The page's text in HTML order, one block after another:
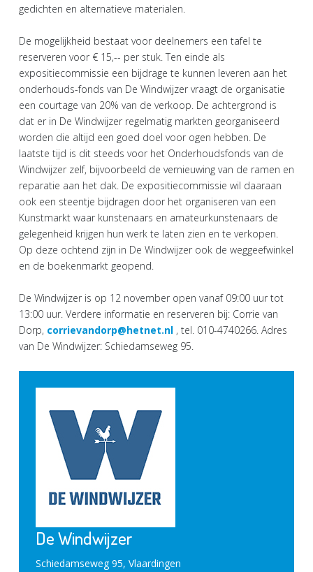
gedichten en alternatieve materialen.
De mogelijkheid bestaat voor deelnemers een tafel te
reserveren voor € 15,-- per stuk. Ten einde als
expositiecommissie een bijdrage te kunnen leveren aan het
onderhouds-fonds van De Windwijzer vraagt de organisatie
een courtage van 20% van de verkoop. De achtergrond is
dat er in De Windwijzer regelmatig markten georganiseerd
worden die altijd een goed doel voor ogen hebben. De
laatste tijd is dit steeds voor het Onderhoudsfonds van de
Windwijzer zelf, bijvoorbeeld de vernieuwing van de ramen en
reparatie aan het dak. De expositiecommissie wil daaraan
ook een steentje bijdragen door het organiseren van een
Kunstmarkt waar kunstenaars en amateurkunstenaars de
gelegenheid krijgen hun werk te laten zien en te verkopen.
Op deze ochtend zijn in De Windwijzer ook de weggeefwinkel
en de boekenmarkt geopend.
De Windwijzer is op 12 november open vanaf 09:00 uur tot
13:00 uur. Verdere informatie en reserveren bij: Corrie van
Dorp, corrievandorp@hetnet.nl , tel. 010-4740266. Adres
van De Windwijzer: Schiedamseweg 95.
De Windwijzer
Schiedamseweg 95, Vlaardingen